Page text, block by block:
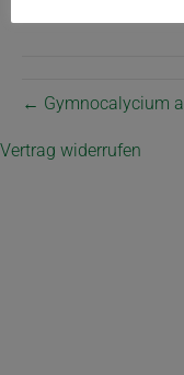
← Gymnocalycium
Vertrag widerrufen